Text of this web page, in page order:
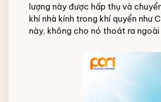
lượng này được hấp thụ và
khí nhà kính trong khí quyển như
này, không cho nó thoát ra